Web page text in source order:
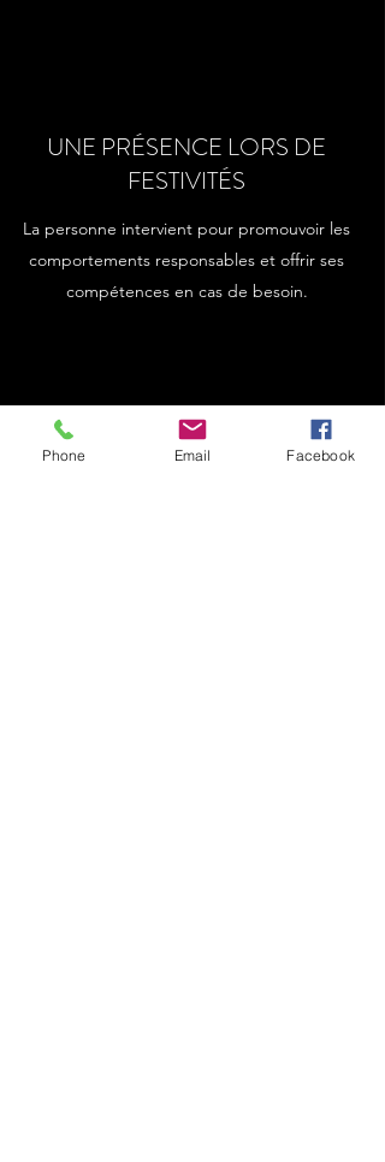
UNE PRÉSENCE LORS DE
FESTIVITÉS
La personne intervient pour promouvoir les
comportements responsables et offrir ses
compétences en cas de besoin.
Phone Email Facebook